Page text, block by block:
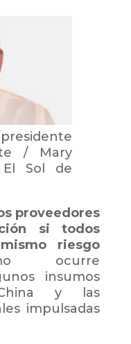
/ Mary
Sol de
proveedores
si todos
riesgo
ocurre
insumos
y las
impulsadas